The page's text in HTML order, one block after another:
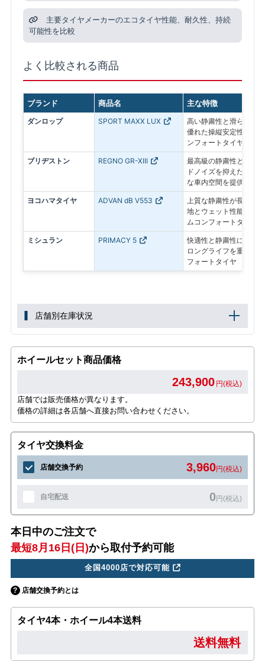
主要タイヤメーカーのエコタイヤ性能、耐久性、持続
可能性を比較
よく比較される商品
ブランド 商品名 主な特徴
ダンロップ SPORT MAXX LUX
高い静粛性と滑らかな
優れた操縦安定性を備
ンフォートタイヤ
ブリヂストン REGNO GR-XIII
最高級の静粛性と乗り
ドノイズを抑えた静か
な車内空間を提供
ヨコハマタイヤ ADVAN dB V553
上質な静粛性が長く続
地とウェット性能にも
ムコンフォートタイヤ
ミシュラン PRIMACY 5
快適性と静粛性に加え
ロングライフを重視し
フォートタイヤ
店舗別在庫状況
ホイールセット商品価格
243,900 円(税込)
店舗では販売価格が異なります。
価格の詳細は各店舗へ直接お問い合わせください。
タイヤ交換料金
店舗交換予約 3,960円(税込)
自宅配送 0円(税込)
本日中のご注文で
最短8月16日(日)から取付予約可能
全国4000店で対応可能
店舗交換予約とは
タイヤ4本・ホイール4本送料
送料無料